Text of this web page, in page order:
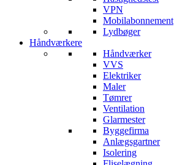
VPN
Mobilabonnement
Lydbøger
Håndværkere
Håndværker
VVS
Elektriker
Maler
Tømrer
Ventilation
Glarmester
Byggefirma
Anlægsgartner
Isolering